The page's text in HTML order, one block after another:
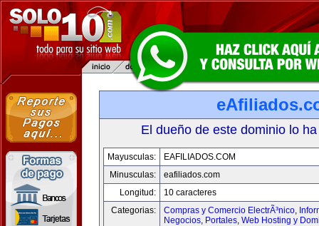
El dueño de este dominio lo
Mayusculas:
EAFILIADOS.COM
Minusculas:
eafiliados.com
Longitud:
10 caracteres
Categorias:
Compras y Comercio ElectrÃ³nico,
Negocios, Portales, Web Hosting y